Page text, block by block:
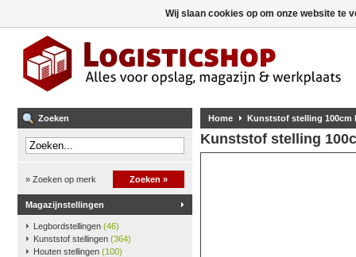
Zoeken
» Zoeken op merk Zoeken »
Magazijnstellingen
Legbordstellingen (46)
Kunststof stellingen (364)
Houten stellingen (100)
Home Kunststof stelling 100cm
Kunststof stelling
Wij slaan cookies op om onze website te